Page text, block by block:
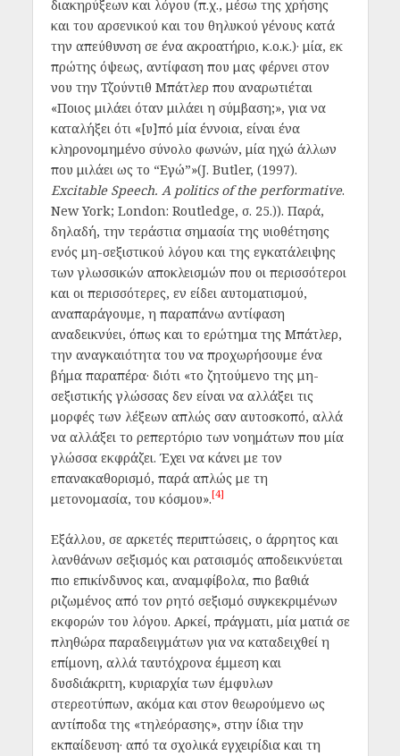
διακηρύξεων και λόγου (π.χ., μέσω της χρήσης
και του αρσενικού και του θηλυκού γένους κατά
την απεύθυνση σε ένα ακροατήριο, κ.ο.κ.)· μία, εκ
πρώτης όψεως, αντίφαση που μας φέρνει στον
νου την Τζούντιθ Μπάτλερ που αναρωτιέται
«Ποιος μιλάει όταν μιλάει η σύμβαση;», για να
καταλήξει ότι «[υ]πό μία έννοια, είναι ένα
κληρονομημένο σύνολο φωνών, μία ηχώ άλλων
που μιλάει ως το “Εγώ”»(J. Butler, (1997).
Excitable Speech. A politics of the performative.
New York; London: Routledge, σ. 25.)). Παρά,
δηλαδή, την τεράστια σημασία της υιοθέτησης
ενός μη-σεξιστικού λόγου και της εγκατάλειψης
των γλωσσικών αποκλεισμών που οι περισσότεροι
και οι περισσότερες, εν είδει αυτοματισμού,
αναπαράγουμε, η παραπάνω αντίφαση
αναδεικνύει, όπως και το ερώτημα της Μπάτλερ,
την αναγκαιότητα του να προχωρήσουμε ένα
βήμα παραπέρα· διότι «το ζητούμενο της μη-
σεξιστικής γλώσσας δεν είναι να αλλάξει τις
μορφές των λέξεων απλώς σαν αυτοσκοπό, αλλά
να αλλάξει το ρεπερτόριο των νοημάτων που μία
γλώσσα εκφράζει. Έχει να κάνει με τον
επανακαθορισμό, παρά απλώς με τη
μετονομασία, του κόσμου».[4]
Εξάλλου, σε αρκετές περιπτώσεις, ο άρρητος και
λανθάνων σεξισμός και ρατσισμός αποδεικνύεται
πιο επικίνδυνος και, αναμφίβολα, πιο βαθιά
ριζωμένος από τον ρητό σεξισμό συγκεκριμένων
εκφορών του λόγου. Αρκεί, πράγματι, μία ματιά σε
πληθώρα παραδειγμάτων για να καταδειχθεί η
επίμονη, αλλά ταυτόχρονα έμμεση και
δυσδιάκριτη, κυριαρχία των έμφυλων
στερεοτύπων, ακόμα και στον θεωρούμενο ως
αντίποδα της «τηλεόρασης», στην ίδια την
εκπαίδευση· από τα σχολικά εγχειρίδια και τη